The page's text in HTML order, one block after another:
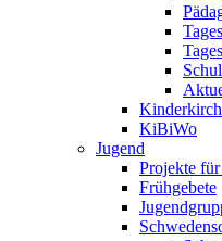
KiBiWo
Jugend
Projekte
Frühgebete